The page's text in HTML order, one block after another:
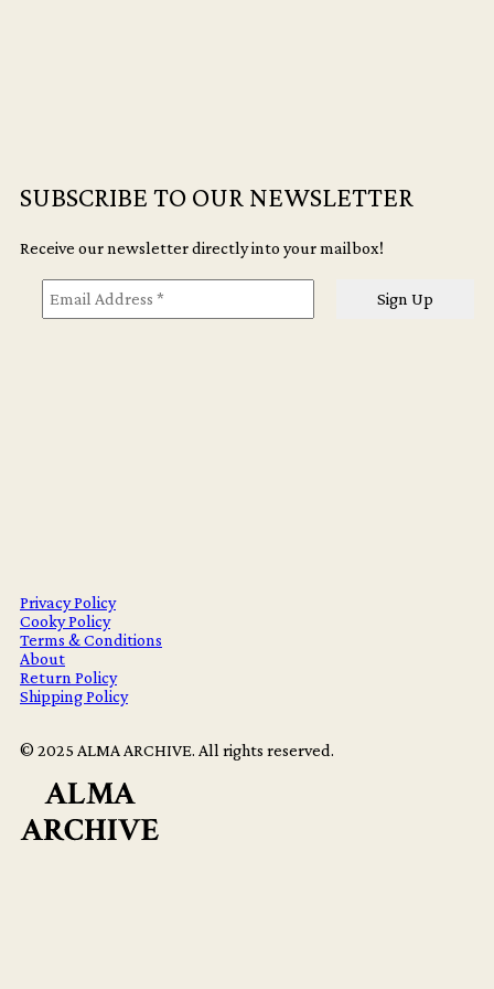
SUBSCRIBE TO OUR NEWSLETTER
Receive our newsletter directly into your mailbox!
Privacy Policy
Cooky Policy
Terms & Conditions
About
Return Policy
Shipping Policy
© 2025 ALMA ARCHIVE. All rights reserved.